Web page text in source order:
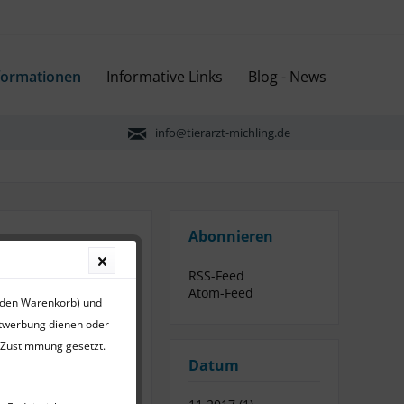
Informative Links Blog - News
info@tierarzt-michling.de
Abonnieren
RSS-Feed
Atom-Feed
Datum
lediglich als
Warenkorb) und
dienen oder
gesetzt.